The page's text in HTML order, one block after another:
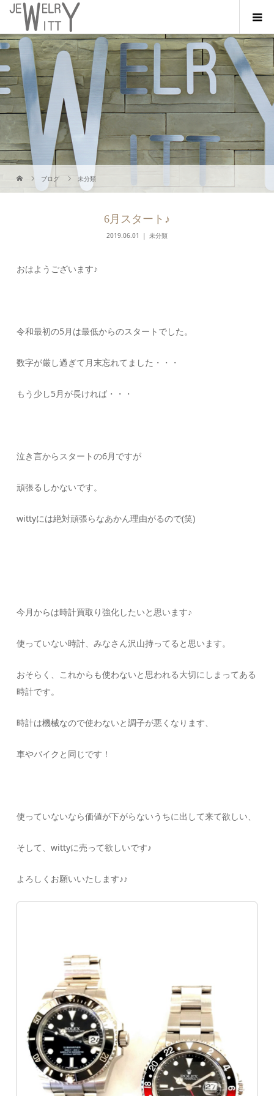
ブログ 未分類
6月スタート♪
2019.06.01 未分類
おはようございます♪
令和最初の5月は最低からのスタートでした。
数字が厳し過ぎて月末忘れてました・・・
もう少し5月が長ければ・・・
泣き言からスタートの6月ですが
頑張るしかないです。
wittyには絶対頑張らなあかん理由がるので(笑)
今月からは時計買取り強化したいと思います♪
使っていない時計、みなさん沢山持ってると思います。
おそらく、これからも使わないと思われる大切にしまってある
時計です。
時計は機械なので使わないと調子が悪くなります、
車やバイクと同じです！
使っていないなら価値が下がらないうちに出して来て欲しい、
そして、wittyに売って欲しいです♪
よろしくお願いいたします♪♪